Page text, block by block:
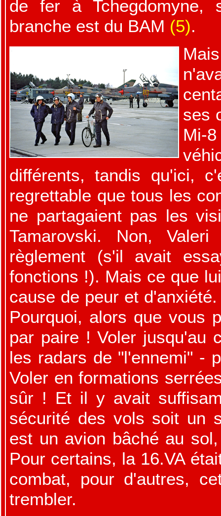
de fer à Tchegdomyne,
branche est du BAM (5).
ses
Mi-
différents, tandis qu'ici,
regrettable que tous les
ne partagaient pas les
Tamarovski. Non,
règlement (s'il avait
fonctions !). Mais ce que
cause de peur et
Pourquoi, alors que vous
par paire ! Voler jusqu'au
les radars de "l'ennemi" -
Voler en formations
sûr ! Et il y avait
sécurité des vols soit un
est un avion bâché au
Pour certains, la 16.VA
combat, pour d'autres,
trembler.